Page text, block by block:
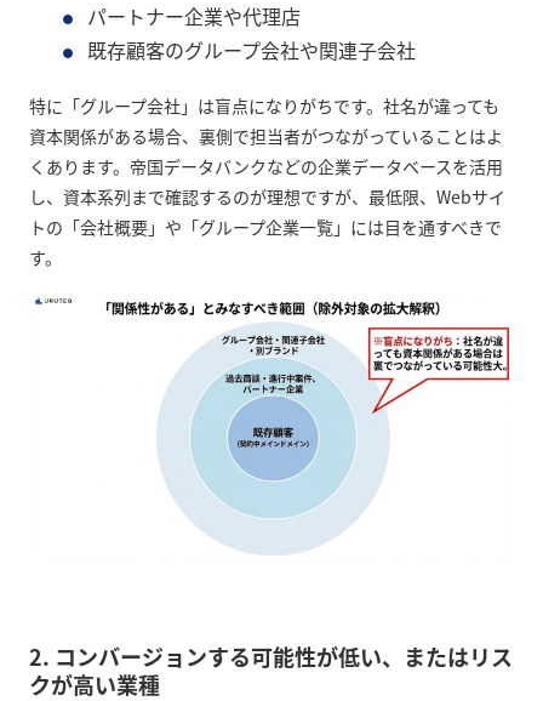
パートナー企業や代理店
既存顧客のグループ会社や関連子会社
特に「グループ会社」は盲点になりがちです。社名が違っても
資本関係がある場合、裏側で担当者がつながっていることはよ
くあります。帝国データバンクなどの企業データベースを活用
し、資本系列まで確認するのが理想ですが、最低限、Webサイ
トの「会社概要」や「グループ企業一覧」には目を通すべきで
す。
2. コンバージョンする可能性が低い、またはリス
クが高い業種